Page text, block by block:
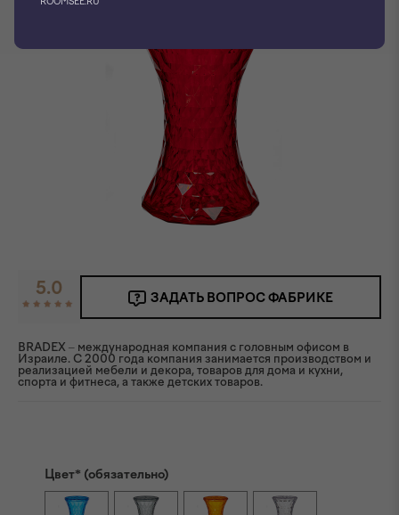
5.0 ЗАДАТЬ ВОПРОС ФАБРИКЕ
BRADEX – международная компания с головным офисом в
Израиле. C 2000 года компания занимается производством и
реализацией мебели и декора, товаров для дома и кухни,
спорта и фитнеса, а также детских товаров.
Цвет* (обязательно)